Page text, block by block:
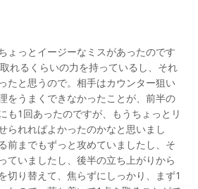
ょっとイージーなミスがあったのです
れるくらいの力を持っているし、それ
たと思うので。相手はカウンター狙い
をうまくできなかったことが、前半の
も1回あったのですが、もうちょっとリ
られればよかったのかなと思いまし
前までもずっと攻めていましたし、そ
ていましたし、後半の立ち上がりから
切り替えて、焦らずにしっかり、まず1